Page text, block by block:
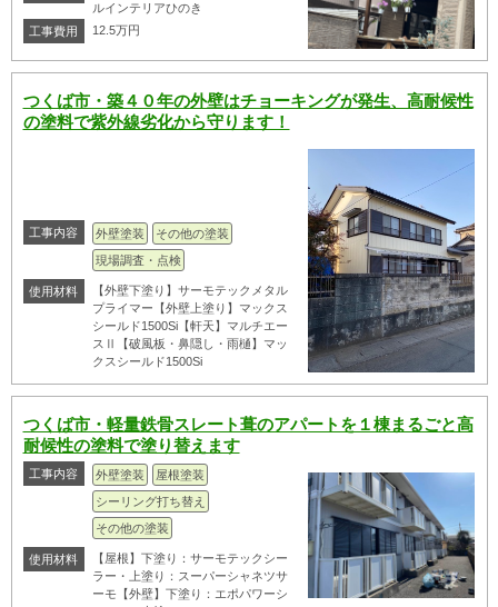
ルインテリアひのき
工事費用
12.5万円
つくば市・築４０年の外壁はチョーキングが発生、高耐候性
の塗料で紫外線劣化から守ります！
工事内容 外壁塗装
その他の塗装
現場調査・点検
使用材料
【外壁下塗り】サーモテックメタル
プライマー【外壁上塗り】マックス
シールド1500Si【軒天】マルチエー
スⅡ【破風板・鼻隠し・雨樋】マッ
クスシールド1500Si
つくば市・軽量鉄骨スレート葺のアパートを１棟まるごと高
耐候性の塗料で塗り替えます
工事内容 外壁塗装
屋根塗装
シーリング打ち替え
その他の塗装
使用材料
【屋根】下塗り：サーモテックシー
ラー・上塗り：スーパーシャネツサ
ーモ【外壁】下塗り：エポパワーシ